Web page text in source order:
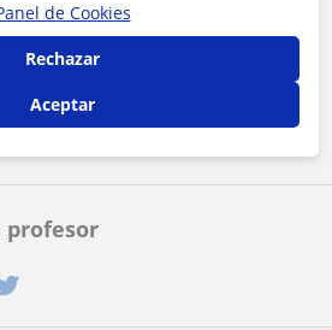
profesor
aviso legaly deprivacidad
ahora
de Cookies
Rechazar
Aceptar